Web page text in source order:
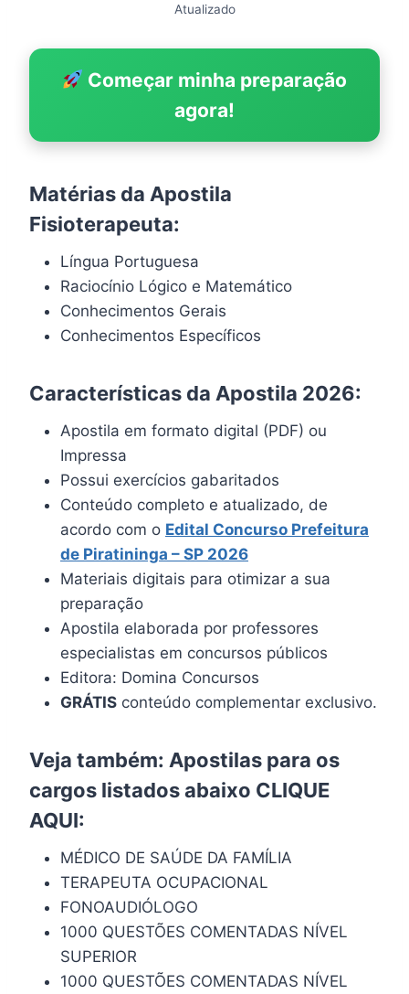
Atualizado
Começar minha preparação
agora!
Matérias da Apostila
Fisioterapeuta:
Língua Portuguesa
Raciocínio Lógico e Matemático
Conhecimentos Gerais
Conhecimentos Específicos
Características da Apostila 2026:
Apostila em formato digital (PDF) ou
Impressa
Possui exercícios gabaritados
Conteúdo completo e atualizado, de
acordo com o Edital Concurso Prefeitura
de Piratininga – SP 2026
Materiais digitais para otimizar a sua
preparação
Apostila elaborada por professores
especialistas em concursos públicos
Editora: Domina Concursos
GRÁTIS conteúdo complementar exclusivo.
Veja também: Apostilas para os
cargos listados abaixo CLIQUE
AQUI:
MÉDICO DE SAÚDE DA FAMÍLIA
TERAPEUTA OCUPACIONAL
FONOAUDIÓLOGO
1000 QUESTÕES COMENTADAS NÍVEL
SUPERIOR
1000 QUESTÕES COMENTADAS NÍVEL